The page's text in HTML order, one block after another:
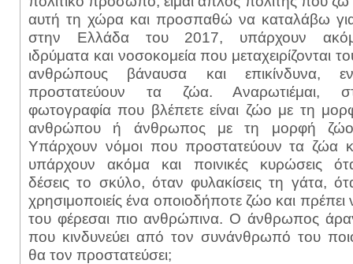
αυτή τη χώρα και προσπαθώ να καταλάβω
στην Ελλάδα του 2017, υπάρχουν
ιδρύματα και νοσοκομεία που μεταχειρίζονται
ανθρώπους βάναυσα και επικίνδυνα,
προστατεύουν τα ζώα. Αναρωτιέμαι,
φωτογραφία που βλέπετε είναι ζώο με τη
ανθρώπου ή άνθρωπος με τη μορφή
Υπάρχουν νόμοι που προστατεύουν τα ζώα
υπάρχουν ακόμα και ποινικές κυρώσεις
δέσεις το σκύλο, όταν φυλακίσεις τη γάτα,
χρησιμοποιείς ένα οποιοδήποτε ζώο και πρέπει
του φέρεσαι πιο ανθρώπινα. Ο άνθρωπος
που κινδυνεύει από τον συνάνθρωπό του
θα τον προστατεύσει;